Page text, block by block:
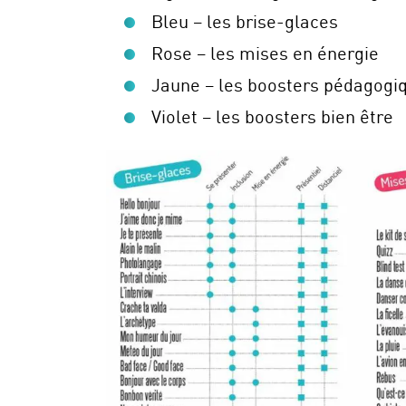
Bleu – les brise-glaces
Rose – les mises en énergie
Jaune – les boosters
Violet – les boosters bien être